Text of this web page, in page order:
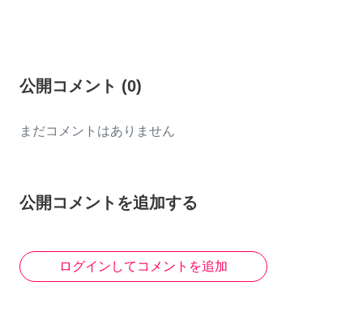
公開コメント (0)
まだコメントはありません
公開コメントを追加する
ログインしてコメントを追加